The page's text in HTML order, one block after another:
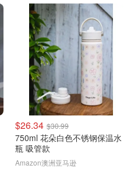
$26.34 $30.99
750ml 花朵白色不锈钢保温水
瓶 吸管款
Amazon澳洲亚马逊